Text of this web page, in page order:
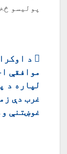
پولیسو
ليکنه
د
موافقې
لپاره د
غرب دې
غوښتنې